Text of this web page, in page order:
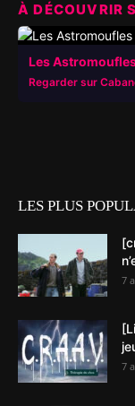
À DÉCOUVRIR
Les
Regarder sur
LES PLUS
7
7